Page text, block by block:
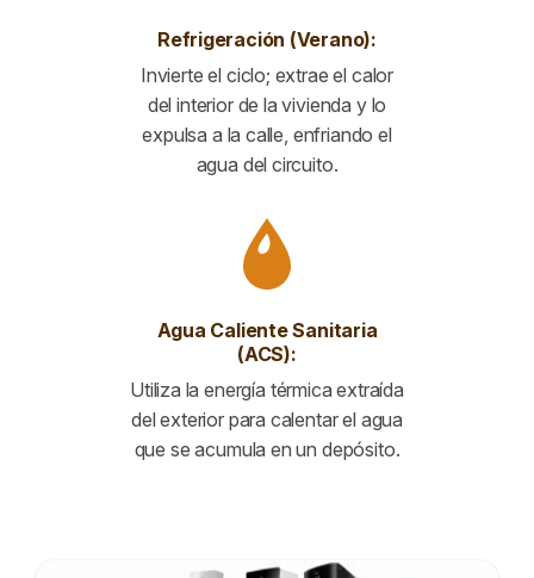
Refrigeración (Verano):
Invierte el ciclo; extrae el calor
del interior de la vivienda y lo
expulsa a la calle, enfriando el
agua del circuito.
Agua Caliente Sanitaria
(ACS):
Utiliza la energía térmica extraída
del exterior para calentar el agua
que se acumula en un depósito.